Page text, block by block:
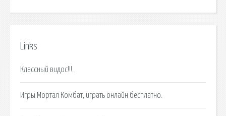
Links
Классный видос!!!.
Игры Мортал Комбат, играть онлайн бесплатно.